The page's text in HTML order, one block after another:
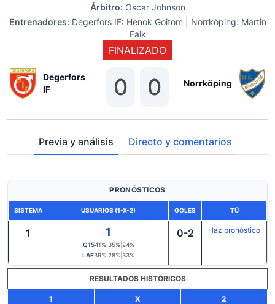
Árbitro: Oscar Johnson
Entrenadores: Degerfors IF: Henok Goitom | Norrköping: Martin
Falk
FINALIZADO
Degerfors
IF
0 0 Norrköping
Previa y análisis Directo y comentarios
PRONÓSTICOS
SISTEMA USUARIOS (1-X-2) GOLES TÚ
1 1
Q1541%| 35%| 24%
LAE39% 28% 33%
0-2 Haz pronóstico
RESULTADOS HISTÓRICOS
1 X 2